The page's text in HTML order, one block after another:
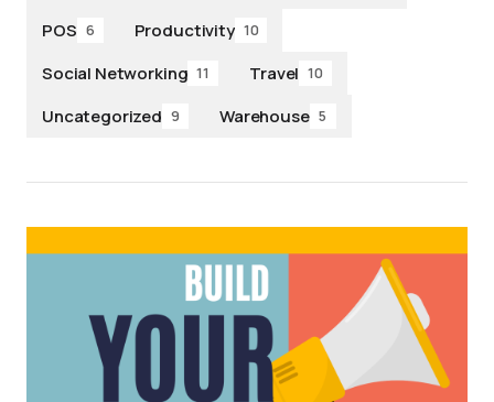
POS 6 Productivity 10
Social Networking 11 Travel 10
Uncategorized 9 Warehouse 5